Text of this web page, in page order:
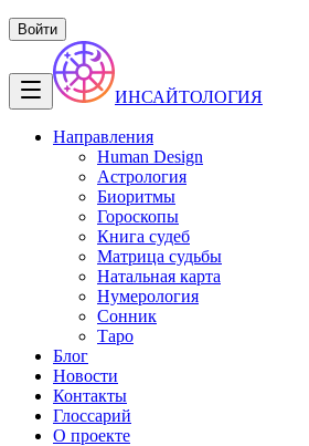
Войти
ИНСАЙТОЛОГИЯ
Направления
Human Design
Астрология
Биоритмы
Гороскопы
Книга судеб
Матрица судьбы
Натальная карта
Нумерология
Сонник
Таро
Блог
Новости
Контакты
Глоссарий
О проекте